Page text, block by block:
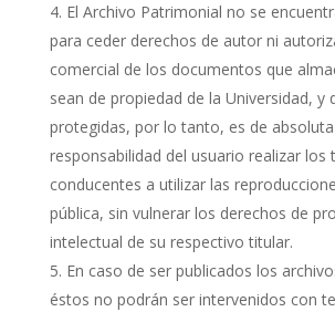
El Archivo Patrimonial no se
para ceder derechos de autor ni
comercial de los documentos que
sean de propiedad de la Universidad, y
protegidas, por lo tanto, es de absoluta
responsabilidad del usuario realizar los
conducentes a utilizar las
pública, sin vulnerar los derechos de
intelectual de su respectivo titular.
En caso de ser publicados los
éstos no podrán ser intervenidos con